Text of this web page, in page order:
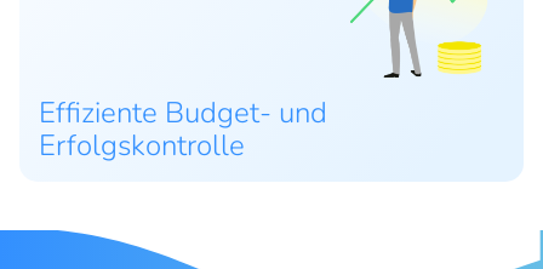
Effiziente Budget- und
Erfolgskontrolle